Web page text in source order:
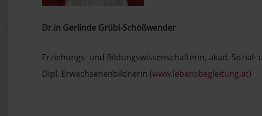
Dr.in Gerlinde Grübl-Schößwender
Erziehungs- und Bildungswissenschafterin, akad.
Dipl. Erwachsenenbildnerin (www.lebensbegleitung.at)